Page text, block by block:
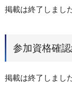
掲載は終了しまし
参加資格確
掲載は終了しまし